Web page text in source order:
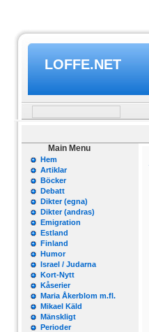
LOFFE.NET
Main Menu
Hem
Artiklar
Böcker
Debatt
Dikter (egna)
Dikter (andras)
Emigration
Estland
Finland
Humor
Israel / Judarna
Kort-Nytt
Kåserier
Maria Åkerblom m.fl.
Mikael Käld
Mänskligt
Perioder